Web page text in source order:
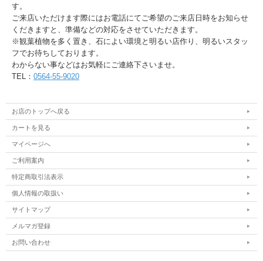
す。
ご来店いただけます際にはお電話にてご希望のご来店日時をお知らせ
くだきますと、準備などの対応をさせていただきます。
※観葉植物を多く置き、石によい環境と明るい店作り、明るいスタッ
フでお待ちしております。
わからない事などはお気軽にご連絡下さいませ。
TEL： 0564-55-9020
お店のトップへ戻る
カートを見る
マイページへ
ご利用案内
特定商取引法表示
個人情報の取扱い
サイトマップ
メルマガ登録
お問い合わせ